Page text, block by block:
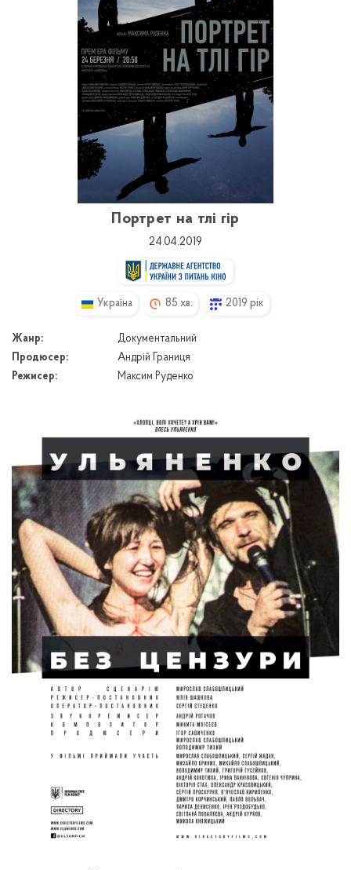
Портрет на тлі гір
24.04.2019
Україна 85 хв. 2019 рік
Жанр:
Документальний
Продюсер:
Андрій Границя
Режисер:
Максим Руденко